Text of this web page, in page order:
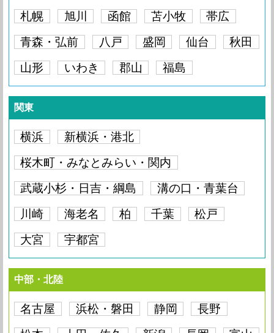
iPhone5 要問い合わせ
iPhone4S 要問い合わせ
iPhone4 要問い合わせ
iPhone5C 要問い合わせ
iPhone5 要問い合わせ
iPhone4S 要問い合わせ
iPhone4
iPhone5S 要問い合わせ
iPhone5C 要問い合わせ
iPhone5 要問い合わせ
iPhone4S
iPhone4
iPhone6 要問い合わせ
iPhone5S 要問い合わせ
iPhone5C 要問い合わせ
iPhone5
iPhone4S
iPhone4 要問い合わせ
iPhone6 Plus 要問い合わせ
iPhone6 要問い合わせ
iPhone5S 要問い合わせ
iPhone5C 要問い合わせ
iPhone5
iPhone4S 要問い合わせ
iPhone4 要問い合わせ
iPhone6S 要問い合わせ
iPhone6 Plus 要問い合わせ
iPhone6 要問い合わせ
iPhone5S 要問い合わせ
iPhone5C
iPhone5 要問い合わせ
iPhone4S 要問い合わせ
iPhone4 要問い合わせ
iPhone6S Plus 要問い合わせ
iPhone6S 要問い合わせ
iPhone6 Plus 要問い合わせ
iPhone6 要問い合わせ
iPhone5C 要問い合わせ
iPhone5 要問い合わせ
iPhone4S 要問い合わせ
iPhone4
札幌 旭川 函館 苫小牧
帯広
青森・弘前
八戸 盛岡 仙台
秋田
山形
いわき 郡山 福島
関東
横浜
新横浜・港北
桜木町・みなとみらい・関内
武蔵小杉・日吉・綱島
溝の口・青葉台
川崎
海老名 柏 千葉
松戸
大宮
宇都宮
中部・北陸
名古屋 浜松・磐田 静岡
長野